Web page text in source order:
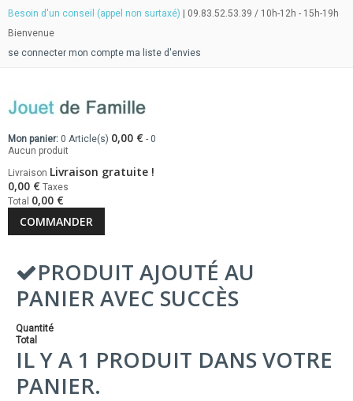
Besoin d'un conseil (appel non surtaxé) | 09.83.52.53.39 / 10h-12h - 15h-19h
Bienvenue
se connecter mon compte ma liste d'envies
Mon panier: 0 Article(s) 0,00 € - 0
Aucun produit
Livraison Livraison gratuite !
0,00 € Taxes
Total 0,00 €
COMMANDER
PRODUIT AJOUTÉ AU
PANIER AVEC SUCCÈS
Quantité
Total
IL Y A 1 PRODUIT DANS VOTRE
PANIER.